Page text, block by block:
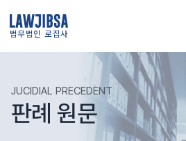
법무법인 로집사
JUCIDIAL PRECEDENT
판례 원문